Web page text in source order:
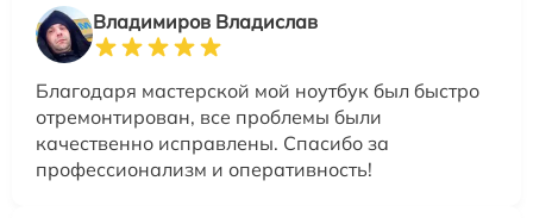
Владимиров Владислав
Благодаря мастерской мой ноутбук был быстро
отремонтирован, все проблемы были
качественно исправлены. Спасибо за
профессионализм и оперативность!